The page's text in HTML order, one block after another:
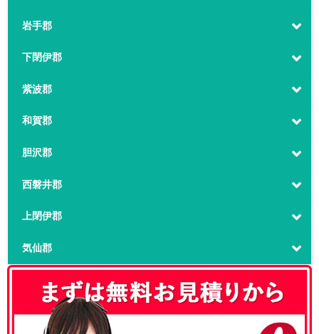
岩手郡
下閉伊郡
紫波郡
和賀郡
胆沢郡
西磐井郡
上閉伊郡
気仙郡